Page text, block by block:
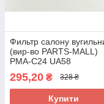
Фильтр салону
(вир-во PARTS-MALL)
PMA-C24 UA58
295,20 ₴ 328 ₴
Купити